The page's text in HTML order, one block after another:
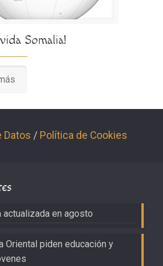
Somalia!
Datos / Política de Cookies
actualizada en agosto
Oriental piden educación y